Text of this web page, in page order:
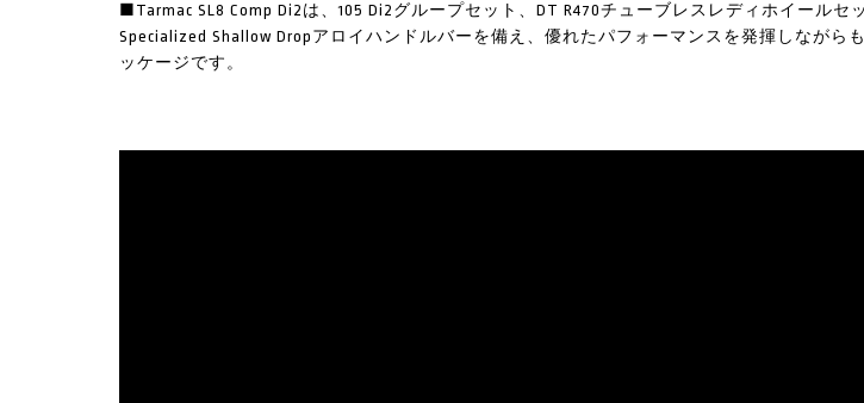
■Tarmac SL8 Comp Di2は、105 Di2グループセット、DT R470チューブレスレディホイールセ
Specialized Shallow Dropアロイハンドルバーを備え、優れたパフォーマンスを発揮しながら
ッケージです。